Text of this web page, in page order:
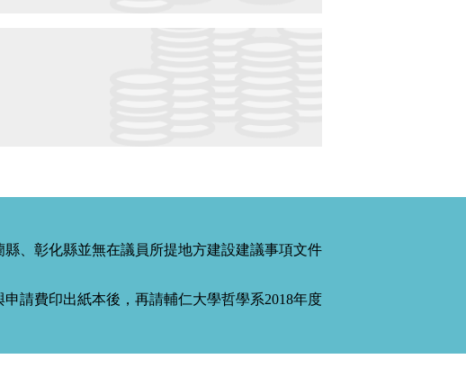
、彰化縣並無在議員所提地方建設建議事項文件
請費印出紙本後，再請輔仁大學哲學系2018年度